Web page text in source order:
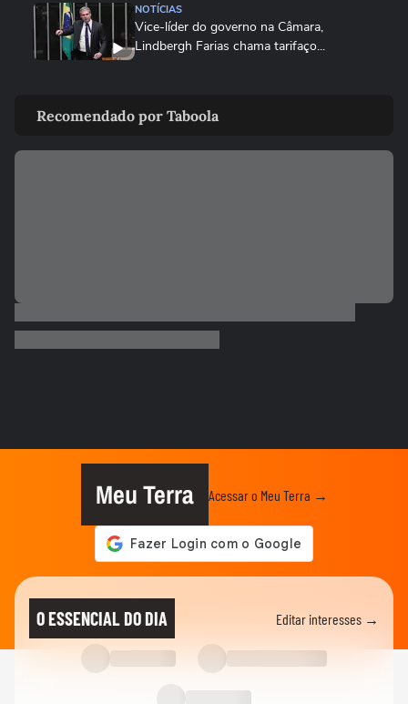
NOTÍCIAS
Vice-líder do governo na Câmara,
Lindbergh Farias chama tarifaço...
lastimável' e que acionará...
ECONOMIA
sua essência” | Marina...
Flávio Bolsonaro cita eleições no Brasil e
diz em audiência nos...
Flávio Bolsonaro critica Lula antes de
participar de audiência...
Lula reage a documento enviado por
Flávio Bolsonaro aos EUA: ‘Mais...
Recomendado por Taboola
Meu Terra Acessar o Meu Terra →
O ESSENCIAL DO DIA Editar interesses →